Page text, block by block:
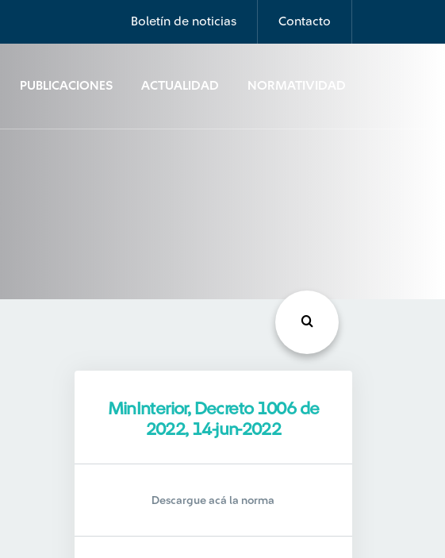
Boletín de noticias Contacto
PUBLICACIONES ACTUALIDAD NORMATIVIDAD
MinInterior, Decreto 1006 de
2022, 14-jun-2022
Descargue acá la norma